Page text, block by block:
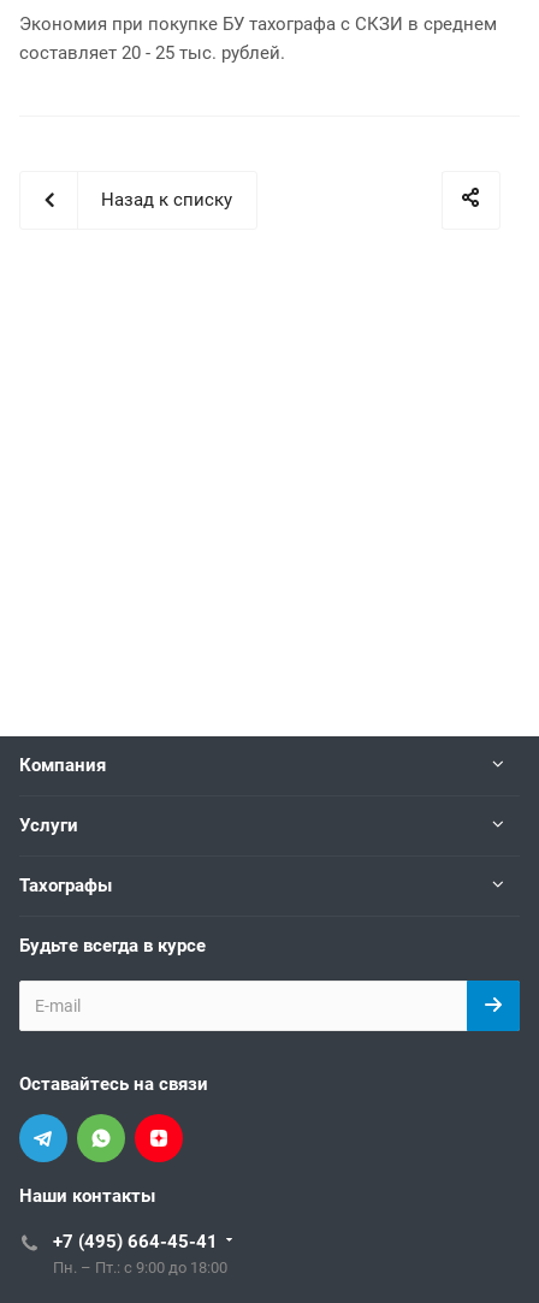
Экономия при покупке БУ тахографа с СКЗИ в среднем
составляет 20 - 25 тыс. рублей.
Назад к списку
Компания
Услуги
Тахографы
Будьте всегда в курсе
Оставайтесь на связи
Наши контакты
+7 (495) 664-45-41
Пн. – Пт.: с 9:00 до 18:00